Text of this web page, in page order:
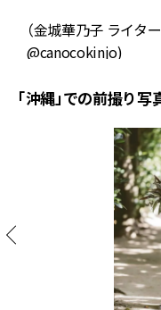
（金城華乃子 ライタ
@canocokinjo)
「沖縄」での前撮り